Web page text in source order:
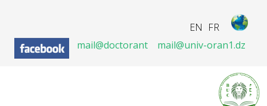
FR
EN
mail@doctorant
mail@univ-oran1.dz